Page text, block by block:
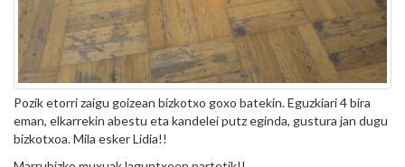
Pozik etorri zaigu goizean bizkotxo goxo batekin. Eguzkiari 4 bira
eman, elkarrekin abestu eta kandelei putz eginda, gustura jan dugu
bizkotxoa. Mila esker Lidia!!